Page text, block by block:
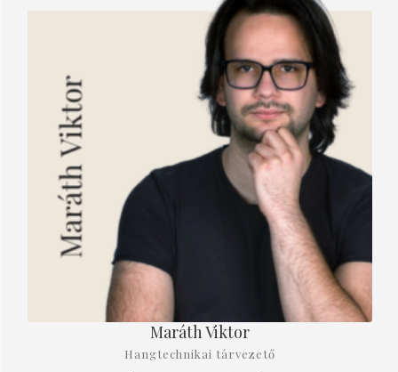
Maráth Viktor
Hangtechnikai tárvezető